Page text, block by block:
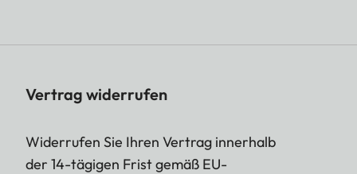
Vertrag widerrufen
Widerrufen Sie Ihren Vertrag innerhalb
der 14-tägigen Frist gemäß EU-